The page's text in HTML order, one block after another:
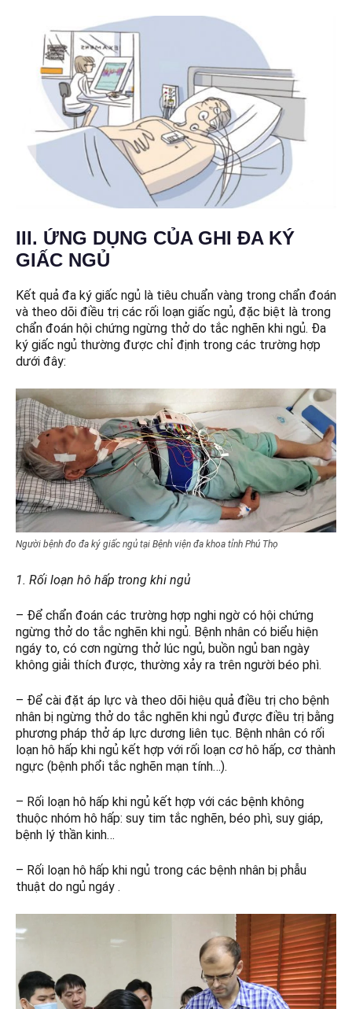
III. ỨNG DỤNG CỦA GHI ĐA KÝ
GIẤC NGỦ
Kết quả đa ký giấc ngủ là tiêu chuẩn vàng trong chẩn đoán
và theo dõi điều trị các rối loạn giấc ngủ, đặc biệt là trong
chẩn đoán hội chứng ngừng thở do tắc nghẽn khi ngủ. Đa
ký giấc ngủ thường được chỉ định trong các trường hợp
dưới đây:
Người bệnh đo đa ký giấc ngủ tại Bệnh viện đa khoa tỉnh Phú Thọ
1. Rối loạn hô hấp trong khi ngủ
– Để chẩn đoán các trường hợp nghi ngờ có hội chứng
ngừng thở do tắc nghẽn khi ngủ. Bệnh nhân có biểu hiện
ngáy to, có cơn ngừng thở lúc ngủ, buồn ngủ ban ngày
không giải thích được, thường xảy ra trên người béo phì.
– Để cài đặt áp lực và theo dõi hiệu quả điều trị cho bệnh
nhân bị ngừng thở do tắc nghẽn khi ngủ được điều trị bằng
phương pháp thở áp lực dương liên tục. Bệnh nhân có rối
loạn hô hấp khi ngủ kết hợp với rối loạn cơ hô hấp, cơ thành
ngực (bệnh phổi tắc nghẽn mạn tính…).
– Rối loạn hô hấp khi ngủ kết hợp với các bệnh không
thuộc nhóm hô hấp: suy tim tắc nghẽn, béo phì, suy giáp,
bệnh lý thần kinh…
– Rối loạn hô hấp khi ngủ trong các bệnh nhân bị phẫu
thuật do ngủ ngáy .